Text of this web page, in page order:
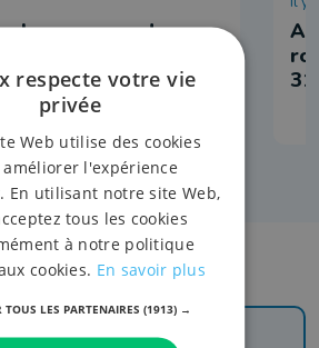
la commune de
robinets des
respecte votre vie
privée
Web utilise des cookies
l'expérience
En utilisant notre site Web,
tous les cookies
à notre politique
cookies. En savoir plus
TOUS LES PARTENAIRES (1913) →